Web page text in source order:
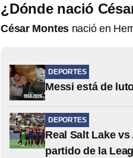
¿Dónde nació
César Montes nació en
DEPORTES
Messi está de
DEPORTES
Real Salt Lake
partido de la